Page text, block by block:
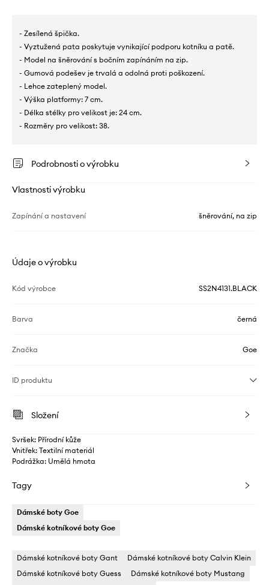
- Zesílená špička.
- Vyztužená pata poskytuje vynikající podporu kotníku a patě.
- Model na šněrování s bočním zapínáním na zip.
- Gumová podešev je trvalá a odolná proti poškození.
- Lehce zateplený model.
- Výška platformy: 7 cm.
- Délka stélky pro velikost je: 24 cm.
- Rozměry pro velikost: 38.
Podrobnosti o výrobku
Vlastnosti výrobku
Zapínání a nastavení šněrování, na zip
Údaje o výrobku
Kód výrobce SS2N4131.BLACK
Barva černá
Značka Goe
ID produktu
Složení
Svršek: Přírodní kůže
Vnitřek: Textilní materiál
Podrážka: Umělá hmota
Tagy
Dámské boty Goe
Dámské kotníkové boty Goe
Dámské kotníkové boty Gant
Dámské kotníkové boty Calvin Klein
Dámské kotníkové boty Guess
Dámské kotníkové boty Mustang